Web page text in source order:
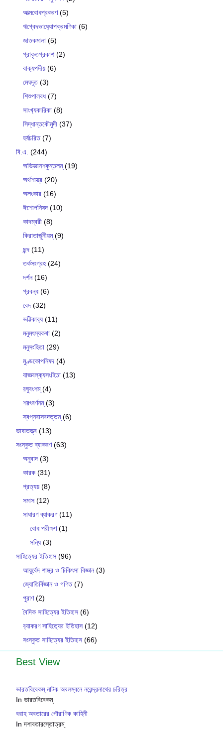
আত্মবোধপ্রকরণ(5)
ঋগ্বেদভাষ‍্যোপক্রমণিকা (6)
জাতকমালা (5)
প্রাকৃতপ্রকাশ(2)
বাক‍্যপদীয় (6)
মেঘদূত(3)
শিশুপালবধ(7)
সাংখ‍্যকারিকা (8)
সিদ্ধান্তকৌমুদী (37)
হর্ষচরিত(7)
বি.এ. (244)
অভিজ্ঞানশকুন্তলম্(19)
অর্থশাস্ত্র (20)
অলংকার (16)
ঈশোপনিষদ (10)
কাদম্বরী (8)
কিরাতার্জুনীয়ম্(9)
ছন্দ (11)
তর্কসংগ্রহ(24)
দর্শন(16)
প্রবন্ধ(6)
বেদ (32)
ভট্টিকাব‍্য (11)
মনুমৎস্যকথা (2)
মনুসংহিতা (29)
মুণ্ডকোপনিষদ (4)
যাজ্ঞবল্ক‍্যসংহিতা (13)
রঘুবংশম্(4)
শরৎবর্ণনম্(3)
স্বপ্নবাসবদত্তম্(6)
ভাষাতত্ত্ব (13)
সংস্কৃত ব্যাকরণ(63)
অনুবাদ (3)
কারক (31)
প্রত্যয় (8)
সমাস (12)
সাধারণ ব্যাকরণ(11)
বোধ পরীক্ষণ(1)
সন্ধি(3)
সাহিত্যের ইতিহাস (96)
আয়ুর্বেদ শাস্ত্র ও চিকিৎসা বিজ্ঞান(3)
জ্যোতির্বিজ্ঞান ও গণিত(7)
পুরাণ(2)
বৈদিক সাহিত্যের ইতিহাস (6)
ব‍্যাকরণ সাহিত‍্যের ইতিহাস (12)
সংস্কৃত সাহিত্যের ইতিহাস (66)
Best View
ভারতবিবেকম্ নাটক অবলম্বনে নরেন্দ্রনাথের চরিত্র
In ভারতবিবেকম্
বরাহ অবতারের পৌরাণিক কাহিনী
In দশাবতারস্তোত্রম্